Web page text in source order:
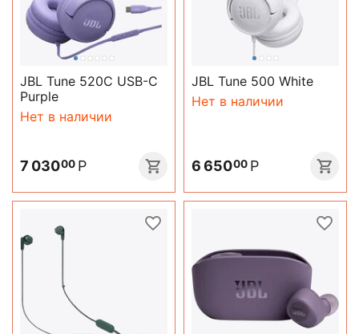
JBL Tune 520C USB-C
Purple
Нет в наличии
7 03000 Р
JBL Tune 500 White
Нет в наличии
6 65000 Р